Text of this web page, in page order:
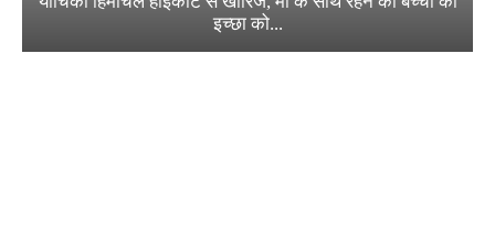
इच्छा को...